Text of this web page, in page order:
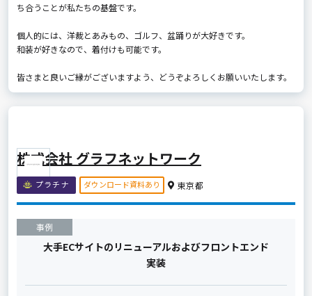
ち合うことが私たちの基盤です。
個人的には、洋裁とあみもの、ゴルフ、盆踊りが大好きです。
和装が好きなので、着付けも可能です。
皆さまと良いご縁がございますよう、どうぞよろしくお願いいたします。
株式会社 グラフネットワーク
プラチナ ダウンロード資料あり 東京都
事例
大手ECサイトのリニューアルおよびフロントエンド
実装